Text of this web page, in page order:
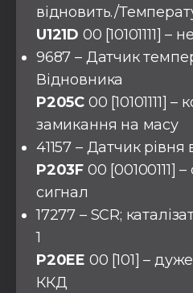
відновить./
U121D 00 [10101111] –
9687 – Датчик
Відновника
P205C 00 [10101111] –
замикання на масу
41157 – Датчик рівня
P203F 00 [00100111]
сигнал
17277 – SCR;
1
P20EE 00 [101] –
ККД